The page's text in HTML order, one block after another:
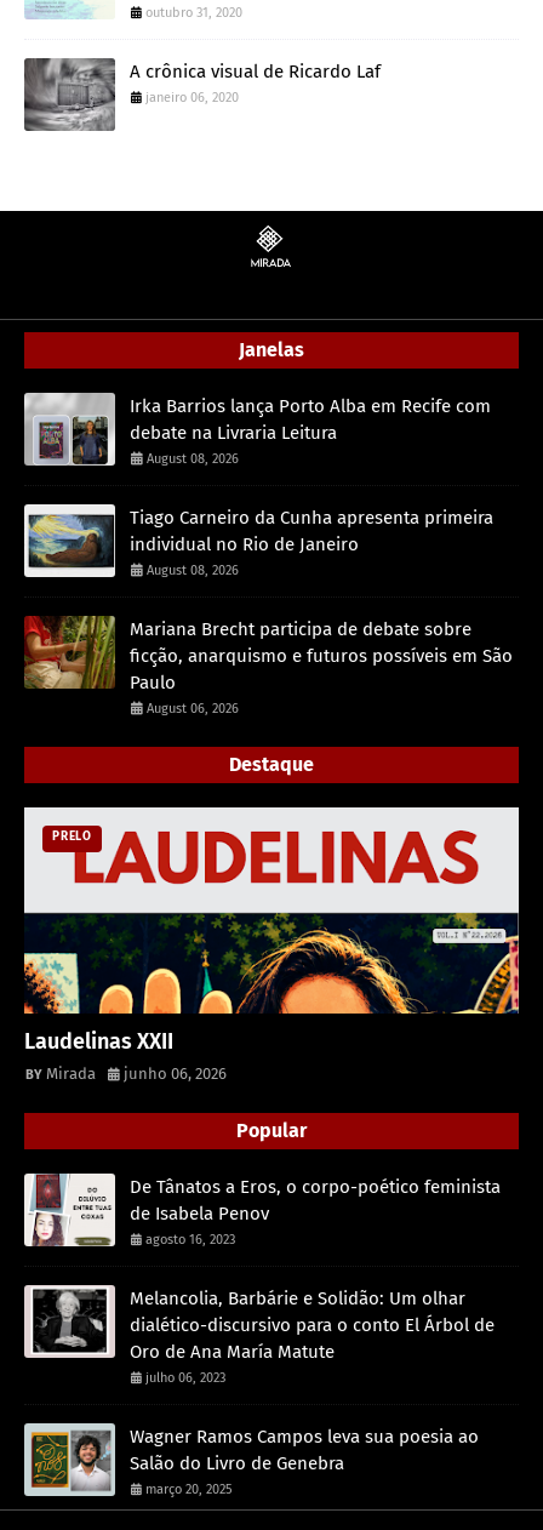
outubro 31, 2020
A crônica visual de Ricardo Laf
janeiro 06, 2020
Janelas
Irka Barrios lança Porto Alba em Recife com
debate na Livraria Leitura
August 08, 2026
Tiago Carneiro da Cunha apresenta primeira
individual no Rio de Janeiro
August 08, 2026
Mariana Brecht participa de debate sobre
ficção, anarquismo e futuros possíveis em São
Paulo
August 06, 2026
Destaque
PRELO
Laudelinas XXII
Mirada junho 06, 2026
Popular
De Tânatos a Eros, o corpo-poético feminista
de Isabela Penov
agosto 16, 2023
Melancolia, Barbárie e Solidão: Um olhar
dialético-discursivo para o conto El Árbol de
Oro de Ana María Matute
julho 06, 2023
Wagner Ramos Campos leva sua poesia ao
Salão do Livro de Genebra
março 20, 2025